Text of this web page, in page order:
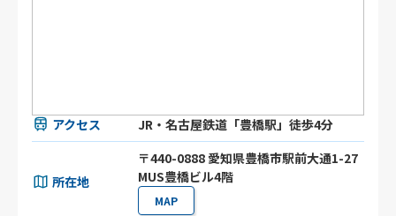
アクセス JR・名古屋鉄道「豊橋駅」徒歩4分
所在地
〒440-0888 愛知県豊橋市駅前大通1-27
MUS豊橋ビル4階
MAP